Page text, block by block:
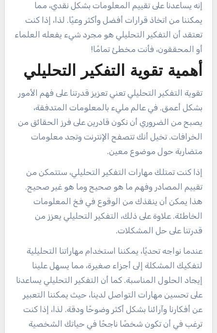
إنه يساعدنا على تقييم المعلومات بشكل نقدي، مما
يمكننا من اتخاذ قرارات أفضل وأكثر وعيًا. لذا، إذا كنت
تعتقد أن التفكير التحليلي هو مجرد شيء يفعله العلماء
أو المحققون، فأنت مخطئ تمامًا!
أهمية تقوية التفكير التحليلي
تقوية التفكير التحليلي تعني تعزيز قدرتنا على فهم الأمور
بشكل أعمق. في عالم مليء بالمعلومات المتدفقة،
يصبح من الضروري أن نكون قادرين على فرز الحقائق من
الخرافات. تخيل أنك تتصفح الإنترنت وتجد معلومات
متضاربة حول موضوع معين.
إذا كنت تمتلك مهارات التفكير التحليلي، ستتمكن من
تقييم المصادر وفهم ما هو صحيح وما هو غير صحيح.
هذا يمكن أن ينقذك من الوقوع في فخ المعلومات
الخاطئة. علاوة على ذلك، التفكير التحليلي يعزز من
قدرتنا على حل المشكلات.
عندما نواجه تحديًا، يمكننا استخدام مهاراتنا التحليلية
لتفكيك المشكلة إلى أجزاء صغيرة، مما يسهل علينا
إيجاد الحلول المناسبة. كما أن التفكير التحليلي يساعدنا
على تحسين مهارات التواصل لدينا، حيث يمكننا التعبير
عن أفكارنا وآرائنا بشكل أكثر وضوحًا ودقة. لذا، إذا كنت
ترغب في أن تكون شخصًا ناجحًا في حياتك الشخصية